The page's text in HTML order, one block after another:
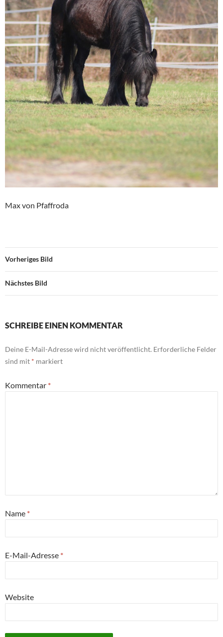
Max von Pfaffroda
Vorheriges Bild
Nächstes Bild
SCHREIBE EINEN KOMMENTAR
Deine E-Mail-Adresse wird nicht veröffentlicht. Erforderliche Felder
sind mit * markiert
Kommentar *
Name *
E-Mail-Adresse *
Website